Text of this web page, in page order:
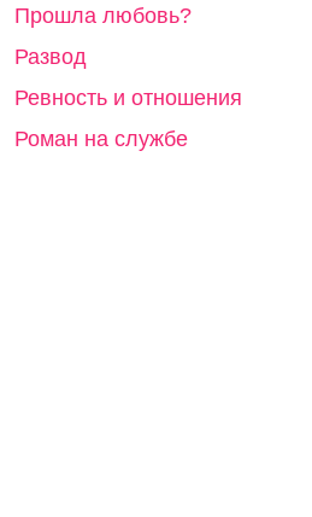
Прошла любовь?
Развод
Ревность и отношения
Роман на службе